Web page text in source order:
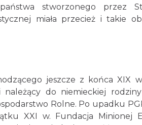
stworzonego przez
miała przecież i takie
jeszcze z końca XIX
do niemieckiej
Rolne. Po upadku
XXI w. Fundacja Minionej